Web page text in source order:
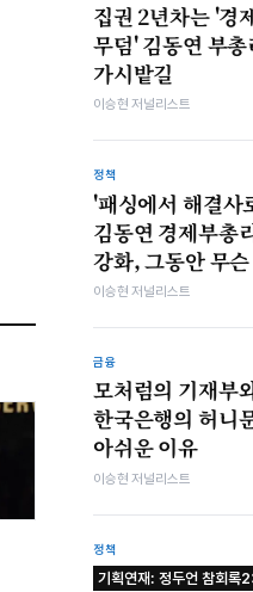
집권 2년차는 '경
무덤' 김동연 부
가시밭길
이승현 저널리스트
정책
'패싱에서 해결사
김동연 경제부총
강화, 그동안 무
이승현 저널리스트
금융
모처럼의 기재부
한국은행의 허니
아쉬운 이유
이승현 저널리스트
정책
기획연재: 정두언 참회록